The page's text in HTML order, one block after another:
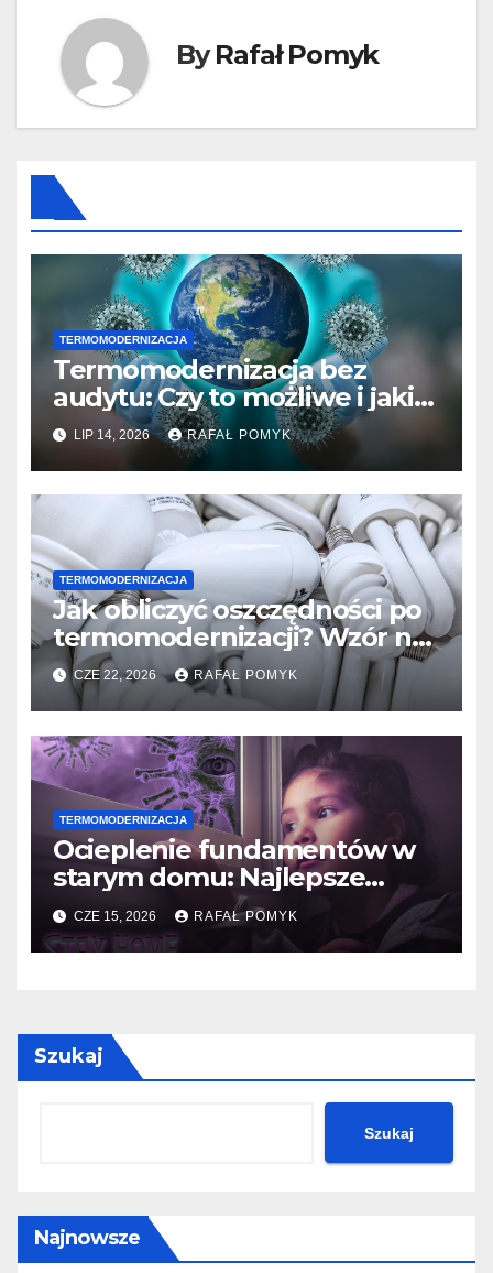
ByRafał Pomyk
TERMOMODERNIZACJA
Termomodernizacja bez
audytu: Czy to możliwe i jakie
ryzyko ponosi inwestor
decydując się na ocieplenie.
LIP 14, 2026 RAFAŁ POMYK
TERMOMODERNIZACJA
Jak obliczyć oszczędności po
termomodernizacji? Wzór na
zwrot inwestycji w izolację.
CZE 22, 2026 RAFAŁ POMYK
TERMOMODERNIZACJA
Ocieplenie fundamentów w
starym domu: Najlepsze
metody i materiały do izolacji
ścian piwnic.
CZE 15, 2026 RAFAŁ POMYK
Szukaj
Szukaj
Najnowsze